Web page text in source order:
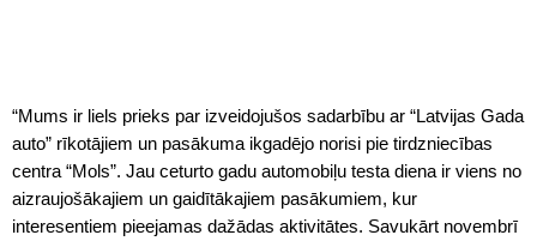
“Mums ir liels prieks par izveidojušos sadarbību ar “Latvijas Gada
auto” rīkotājiem un pasākuma ikgadējo norisi pie tirdzniecības
centra “Mols”. Jau ceturto gadu automobiļu testa diena ir viens no
aizraujošākajiem un gaidītākajiem pasākumiem, kur
interesentiem pieejamas dažādas aktivitātes. Savukārt novembrī